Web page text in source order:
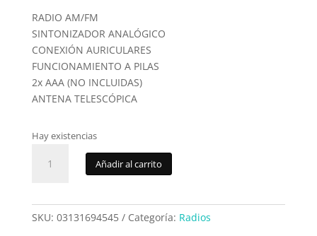
RADIO AM/FM
SINTONIZADOR ANALÓGICO
CONEXIÓN AURICULARES
FUNCIONAMIENTO A PILAS
2x AAA (NO INCLUIDAS)
ANTENA TELESCÓPICA
Hay existencias
Daewoo
Añadir al carrito
SKU: 03131694545 Categoría: Radios